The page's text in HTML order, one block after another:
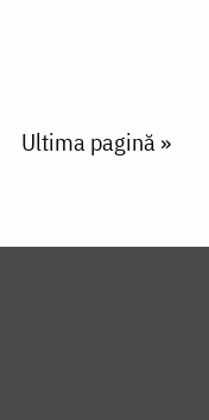
Last page
Ultima pagină »